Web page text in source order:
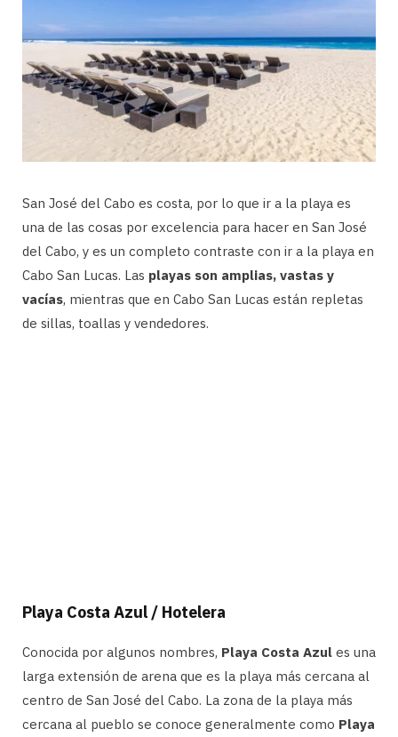
San José del Cabo es costa, por lo que ir a la playa es
una de las cosas por excelencia para hacer en San José
del Cabo, y es un completo contraste con ir a la playa en
Cabo San Lucas. Las playas son amplias, vastas y
vacías, mientras que en Cabo San Lucas están repletas
de sillas, toallas y vendedores.
Playa Costa Azul / Hotelera
Conocida por algunos nombres, Playa Costa Azul es una
larga extensión de arena que es la playa más cercana al
centro de San José del Cabo. La zona de la playa más
cercana al pueblo se conoce generalmente como Playa